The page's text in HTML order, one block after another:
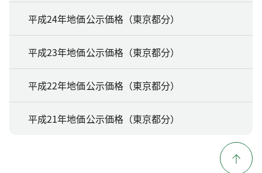
平成24年地価公示価格（東京都分）
平成23年地価公示価格（東京都分）
平成22年地価公示価格（東京都分）
平成21年地価公示価格（東京都分）